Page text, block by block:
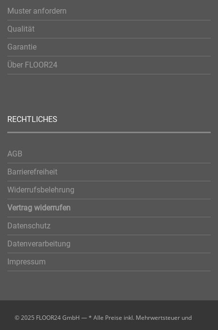
Muster anfordern
Qualität
Garantie
Über FLOOR24
RECHTLICHES
AGB
Barrierefreiheit
Widerrufsbelehrung
Vertrag widerrufen
Datenschutz
Datenverarbeitung
Impressum
© 2025 FLOOR24 GmbH — * Alle Preise inkl. Mehrwertsteuer und